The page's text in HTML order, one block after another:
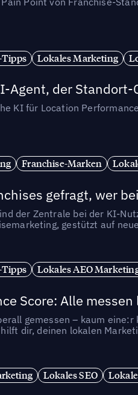
Lokales Marketing
Agent, der
KI für Location
Franchise-Marken
gefragt, wer
der Zentrale bei der KI-
gestützt auf
Lokales AEO
Score: Alle
gemessen – kaum
dir, deinen lokalen
Lokales SEO